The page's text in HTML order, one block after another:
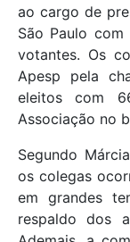
ao cargo de
São Paulo
votantes. Os
Apesp pela
eleitos com
Associação no
Segundo
os colegas
em grandes
respaldo dos